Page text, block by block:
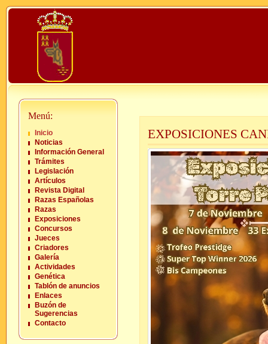
Menú:
Inicio
Noticias
Información General
Trámites
Legislación
Artículos
Revista Digital
Razas Españolas
Razas
Exposiciones
Concursos
Jueces
Criadores
Galería
Actividades
Genética
Tablón de anuncios
Enlaces
Buzón de
Sugerencias
Contacto
EXPOSICIONES